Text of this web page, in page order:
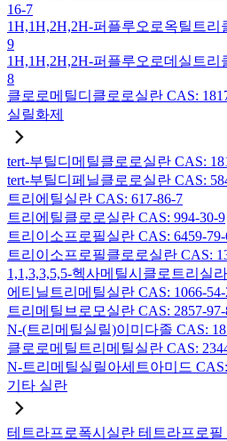
16-7
1H,1H,2H,2H-퍼플루오로옥틸트리
9
1H,1H,2H,2H-퍼플루오로데실트리
8
클로로메틸디클로로실란 CAS:
실릴화제
tert-부틸디메틸클로로실란 CAS:
tert-부틸디페닐클로로실란 CAS:
트리에틸실란 CAS: 617-86-7
트리에틸클로로실란 CAS: 994-30-9
트리이소프로필실란 CAS: 6459-
트리이소프로필클로로실란 CAS:
1,1,3,3,5,5-헥사메틸시클로트리실
에티닐트리메틸실란 CAS: 1066-54-
트리메틸브로모실란 CAS: 2857-
N-(트리메틸실릴)이미다졸 CAS:
클로로메틸트리메틸실란 CAS:
N-트리메틸실릴아세트아미드 CAS:
기타 실란
테트라프로폭시실란 테트라프로